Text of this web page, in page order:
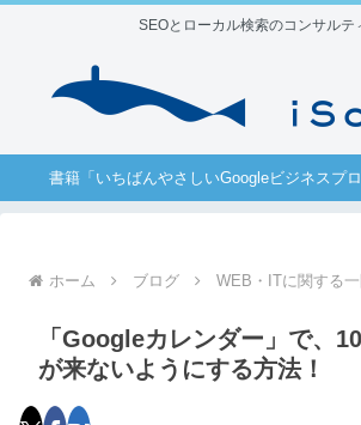
SEOとローカル検索のコンサルテ
書籍「いちばんやさしいGoogleビジネスプ
ホーム ブログ WEB・ITに関する
「Googleカレンダー」で、
が来ないようにする方法！